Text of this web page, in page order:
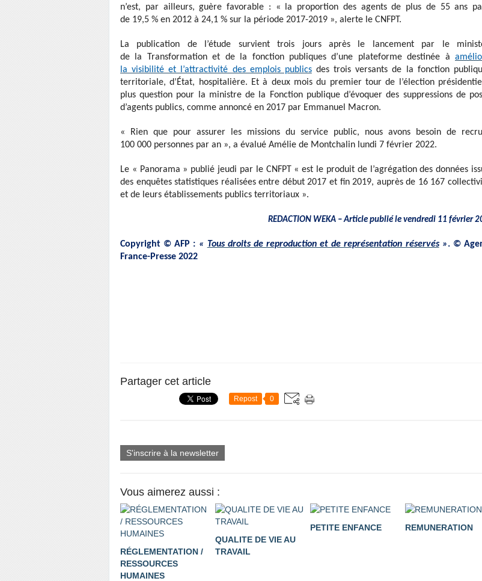
n’est, par ailleurs, guère favorable : « la proportion des agents de plus de 55 ans
de 19,5 % en 2012 à 24,1 % sur la période 2017-2019 », alerte le CNFPT.
La publication de l’étude survient trois jours après le lancement par le
de la Transformation et de la fonction publiques d’une plateforme destinée à
la visibilité et l’attractivité des emplois publicsdes trois versants de la fonction
territoriale, d’État, hospitalière. Et à deux mois du premier tour de l’élection
plus question pour la ministre de la Fonction publique d’évoquer des suppressions de
d’agents publics, comme annoncé en 2017 par Emmanuel Macron.
« Rien que pour assurer les missions du service public, nous avons besoin de
100 000 personnes par an », a évalué Amélie de Montchalin lundi 7 février 2022.
Le « Panorama » publié jeudi par le CNFPT « est le produit de l’agrégation des données
des enquêtes statistiques réalisées entre début 2017 et fin 2019, auprès de 16 167
et de leurs établissements publics territoriaux ».
REDACTION WEKA – Article publié le vendredi 11 février
Copyright © AFP : « Tous droits de reproduction et de représentation réservés». ©
France-Presse 2022
Partager cet article
Repost 0
S'inscrire à la newsletter
Vous aimerez aussi :
RÉGLEMENTATION /
RESSOURCES
HUMAINES
QUALITE DE VIE AU
TRAVAIL
PETITE ENFANCE REMUNERATION